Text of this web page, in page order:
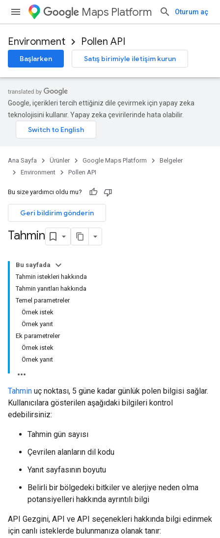
Maps Platform Oturum aç
Environment Pollen API
Başlarken Satış birimiyle iletişim kurun
Google, içerikleri tercih ettiğiniz dile çevirmek için yapay zeka
teknolojisini kullanır. Yapay zeka çevirilerinde hata olabilir.
Ana Sayfa Ürünler Google Maps Platform
Belgeler
Environment
Pollen API
Bu size yardımcı oldu mu?
Geri bildirim gönderin
Tahmin
Bu sayfada
Tahmin istekleri hakkında
Tahmin yanıtları hakkında
Temel parametreler
Örnek istek
Örnek yanıt
Ek parametreler
Örnek istek
Örnek yanıt
Tahmin uç noktası, 5 güne kadar günlük polen bilgisi sağlar.
Kullanıcılara gösterilen aşağıdaki bilgileri kontrol
edebilirsiniz:
Tahmin gün sayısı
Çevrilen alanların dil kodu
Yanıt sayfasının boyutu
Belirli bir bölgedeki bitkiler ve alerjiye neden olma
potansiyelleri hakkında ayrıntılı bilgi
API Gezgini, API ve API seçenekleri hakkında bilgi edinmek
için canlı isteklerde bulunmanıza olanak tanır: